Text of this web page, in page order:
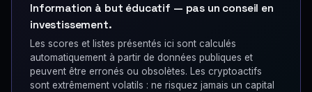
Information à but éducatif — pas un conseil en
investissement.
Les scores et listes présentés ici sont calculés
automatiquement à partir de données publiques et
peuvent être erronés ou obsolètes. Les cryptoactifs
sont extrêmement volatils : ne risquez jamais un capital